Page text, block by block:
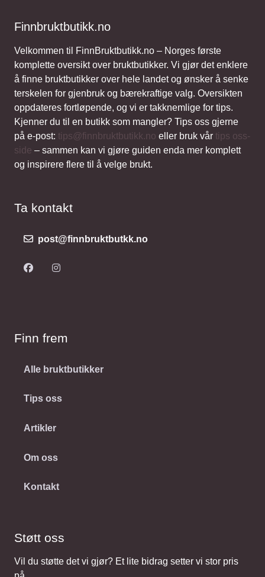
Finnbruktbutikk.no
Velkommen til FinnBruktbutikk.no – Norges første
komplette oversikt over bruktbutikker. Vi gjør det enklere
å finne bruktbutikker over hele landet og ønsker å senke
terskelen for gjenbruk og bærekraftige valg. Oversikten
oppdateres fortløpende, og vi er takknemlige for tips.
Kjenner du til en butikk som mangler? Tips oss gjerne
på e-post: tips@finnbruktbutikk.no eller bruk vår tips oss-
side – sammen kan vi gjøre guiden enda mer komplett
og inspirere flere til å velge brukt.
Ta kontakt
post@finnbruktbutkk.no
Finn frem
Alle bruktbutikker
Tips oss
Artikler
Om oss
Kontakt
Støtt oss
Vil du støtte det vi gjør? Et lite bidrag setter vi stor pris